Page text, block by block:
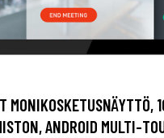
MONIKOSKETUSNÄYTTÖ,
ANDROID MULTI-